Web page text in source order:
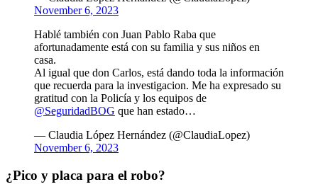
November 6, 2023
Hablé también con Juan Pablo Raba que
afortunadamente está con su familia y sus niños en
casa.
Al igual que don Carlos, está dando toda la información
que recuerda para la investigacion. Me ha expresado su
gratitud con la Policía y los equipos de
@SeguridadBOG que han estado…
— Claudia López Hernández (@ClaudiaLopez)
November 6, 2023
¿Pico y placa para el robo?